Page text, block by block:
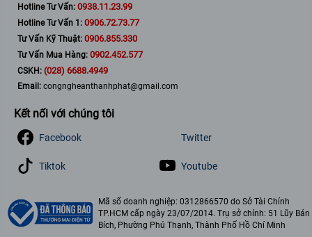
Hotline Tư Vấn: 0938.11.23.99
Hotline Tư Vấn 1: 0906.72.73.77
Tư Vấn Kỹ Thuật: 0906.855.330
Tư Vấn Mua Hàng: 0902.452.577
CSKH: (028) 6688.4949
Email: congngheanthanhphat@gmail.com
Kết nối với chúng tôi
Facebook Twitter
Tiktok Youtube
Mã số doanh nghiệp: 0312866570 do Sở Tài Chính
TP.HCM cấp ngày 23/07/2014. Trụ sở chính: 51 Lũy Bán
Bích, Phường Phú Thạnh, Thành Phố Hồ Chí Minh